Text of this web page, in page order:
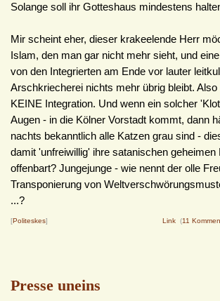
Solange soll ihr Gotteshaus mindestens
Mir scheint eher, dieser krakeelende Herr
Islam, den man gar nicht mehr sieht, und
von den Integrierten am Ende vor lauter
Arschkriecherei nichts mehr übrig bleibt. Also
KEINE Integration. Und wenn ein solcher
Augen - in die Kölner Vorstadt kommt, dann
nachts bekanntlich alle Katzen grau sind -
damit 'unfreiwillig' ihre satanischen geheimen
offenbart? Jungejunge - wie nennt der olle
Transponierung von
...?
[Politeskes] Link (11
Presse uneins